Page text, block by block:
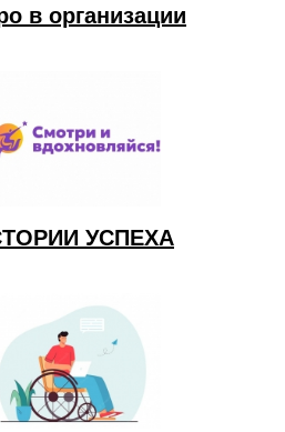
в организации
УСПЕХА